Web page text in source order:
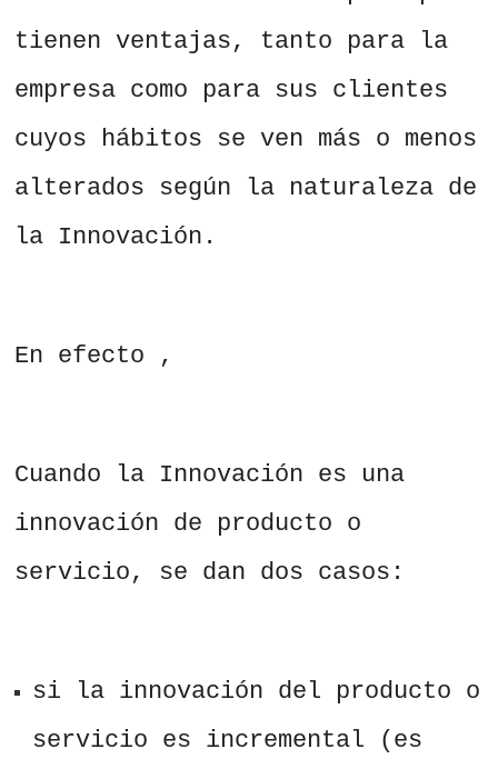
tienen ventajas, tanto para la
empresa como para sus clientes
cuyos hábitos se ven más o menos
alterados según la naturaleza de
la Innovación.
En efecto ,
Cuando la Innovación es una
innovación de producto o
servicio, se dan dos casos:
si la innovación del producto o
servicio es incremental (es